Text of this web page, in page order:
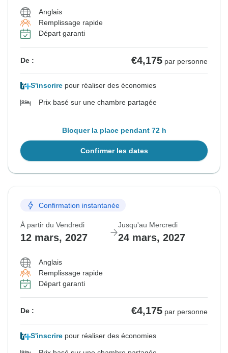
Anglais
Remplissage rapide
Départ garanti
De : €4,175 par personne
S'inscrire pour réaliser des économies
Prix basé sur une chambre partagée
Bloquer la place pendant 72 h
Confirmer les dates
Confirmation instantanée
À partir du Vendredi
12 mars, 2027
Jusqu'au Mercredi
24 mars, 2027
Anglais
Remplissage rapide
Départ garanti
De : €4,175 par personne
S'inscrire pour réaliser des économies